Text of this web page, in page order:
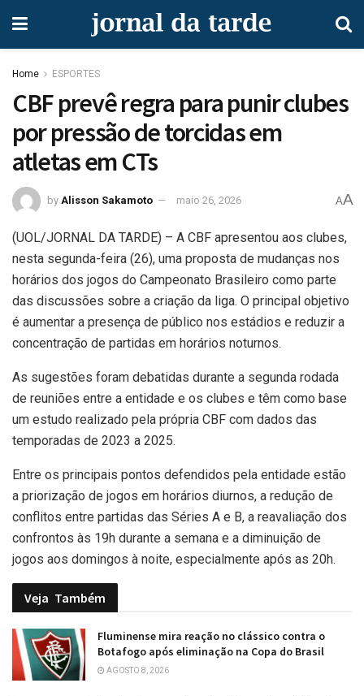
Home ESPORTES
CBF prevê regra para punir clubes
por pressão de torcidas em
atletas em CTs
by Alisson Sakamoto maio 26, 2026 AA
(UOL/JORNAL DA TARDE) – A CBF apresentou aos clubes,
nesta segunda-feira (26), uma proposta de mudanças nos
horários dos jogos do Campeonato Brasileiro como parte
das discussões sobre a criação da liga. O principal objetivo
é aumentar a presença de público nos estádios e reduzir a
concentração de partidas em horários noturnos.
As sugestões foram debatidas durante a segunda rodada
de reuniões entre a entidade e os clubes e têm como base
um estudo realizado pela própria CBF com dados das
temporadas de 2023 a 2025.
Entre os principais pontos defendidos pela entidade estão
a priorização de jogos em horários diurnos, a redução de
conflitos entre partidas das Séries A e B, a reavaliação dos
confrontos às 19h durante a semana e a diminuição de
jogos aos domingos à noite, especialmente após as 20h.
Veja Também
Fluminense mira reação no clássico contra o
Botafogo após eliminação na Copa do Brasil
AGOSTO 8, 2026